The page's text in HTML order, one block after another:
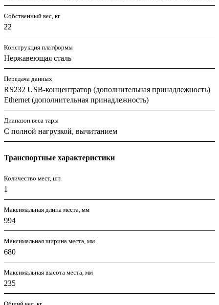
Собственный вес, кг
22
Конструкция платформы
Нержавеющая сталь
Передача данных
RS232 USB-концентратор (дополнительная принадлежность)
Ethernet (дополнительная принадлежность)
Диапазон веса тары
С полной нагрузкой, вычитанием
Транспортные характеристики
Количество мест, шт.
1
Максимальная длина места, мм
994
Максимальная ширина места, мм
680
Максимальная высота места, мм
235